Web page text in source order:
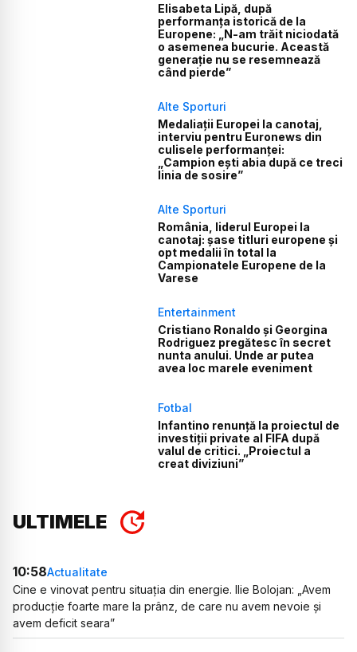
Elisabeta Lipă, după
performanța istorică de la
Europene: „N-am trăit niciodată
o asemenea bucurie. Această
generație nu se resemnează
când pierde”
Alte Sporturi
Medaliații Europei la canotaj,
interviu pentru Euronews din
culisele performanței:
„Campion ești abia după ce treci
linia de sosire”
Alte Sporturi
România, liderul Europei la
canotaj: șase titluri europene și
opt medalii în total la
Campionatele Europene de la
Varese
Entertainment
Cristiano Ronaldo și Georgina
Rodriguez pregătesc în secret
nunta anului. Unde ar putea
avea loc marele eveniment
Fotbal
Infantino renunță la proiectul de
investiții private al FIFA după
valul de critici. „Proiectul a
creat diviziuni”
ULTIMELE
10:58Actualitate
Cine e vinovat pentru situația din energie. Ilie Bolojan: „Avem
producție foarte mare la prânz, de care nu avem nevoie și
avem deficit seara”